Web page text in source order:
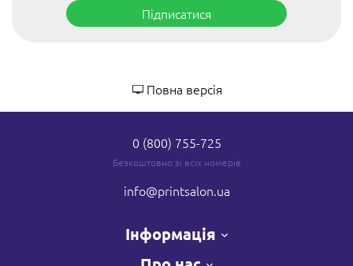
Підписатися
Повна версія
0 (800) 755-725
Безкоштовно зі всіх номерів
info@printsalon.ua
Інформація